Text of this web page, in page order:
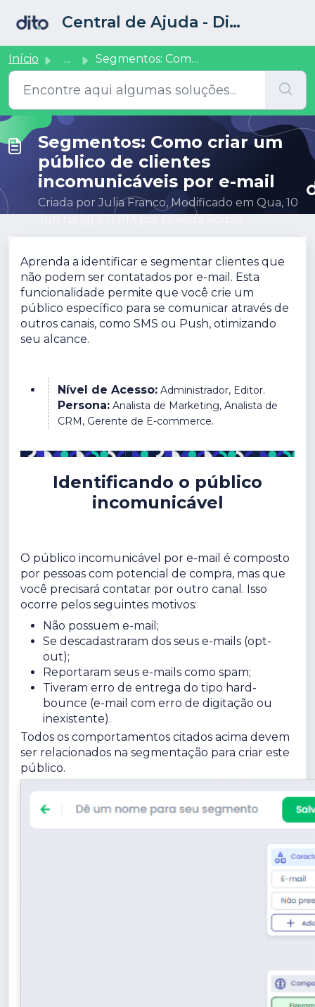
Central de Ajuda - Dito CRM
Início ... Segmentos: Como criar um público de clientes incomunicáve...
Segmentos: Como criar um
público de clientes
incomunicáveis por e-mail
Criada por Julia Franco, Modificado em Qua, 10
Aprenda a identificar e segmentar clientes que
não podem ser contatados por e-mail. Esta
funcionalidade permite que você crie um
público específico para se comunicar através de
outros canais, como SMS ou Push, otimizando
seu alcance.
Nível de Acesso: Administrador, Editor.
Persona: Analista de Marketing, Analista de
CRM, Gerente de E-commerce.
Identificando o público
incomunicável
O público incomunicável por e-mail é composto
por pessoas com potencial de compra, mas que
você precisará contatar por outro canal. Isso
ocorre pelos seguintes motivos:
Não possuem e-mail;
Se descadastraram dos seus e-mails (opt-
out);
Reportaram seus e-mails como spam;
Tiveram erro de entrega do tipo hard-
bounce (e-mail com erro de digitação ou
inexistente).
Todos os comportamentos citados acima devem
ser relacionados na segmentação para criar este
público.